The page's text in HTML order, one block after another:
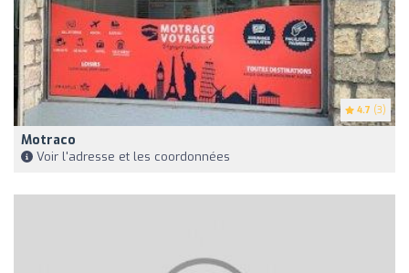
4.7 (3)
Motraco
Voir l'adresse et les coordonnées